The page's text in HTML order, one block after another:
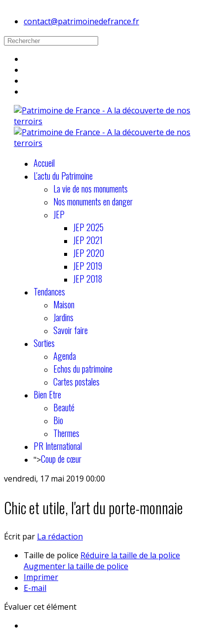
contact@patrimoinedefrance.fr
Accueil
L'actu du Patrimoine
La vie de nos monuments
Nos monuments en danger
JEP
JEP 2025
JEP 2021
JEP 2020
JEP 2019
JEP 2018
Tendances
Maison
Jardins
Savoir faire
Sorties
Agenda
Echos du patrimoine
Cartes postales
Bien Etre
Beauté
Bio
Thermes
PR International
">Coup de cœur
vendredi, 17 mai 2019 00:00
Chic et utile, l'art du porte-monnaie
Écrit par La rédaction
Taille de police Réduire la taille de la police
Augmenter la taille de police
Imprimer
E-mail
Évaluer cet élément